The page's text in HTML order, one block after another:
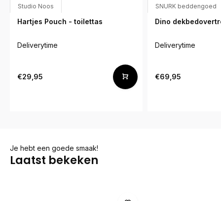
Studio Noos
Hartjes Pouch - toilettas
Deliverytime
€29,95
SNURK beddengoed
Dino
Deliverytime
€69,95
Je hebt een goede smaak!
Laatst bekeken